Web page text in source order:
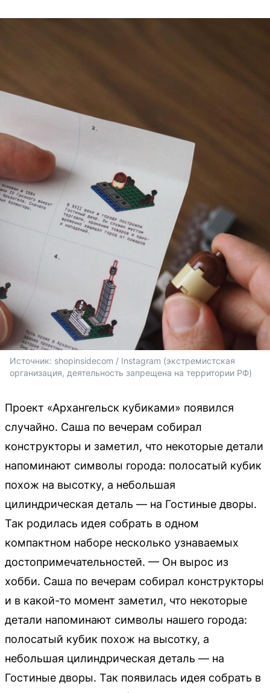
Источник: shopinsidecom / Instagram (экстремистская
организация, деятельность запрещена на территории РФ)
Проект «Архангельск кубиками» появился
случайно. Саша по вечерам собирал
конструкторы и заметил, что некоторые детали
напоминают символы города: полосатый кубик
похож на высотку, а небольшая
цилиндрическая деталь — на Гостиные дворы.
Так родилась идея собрать в одном
компактном наборе несколько узнаваемых
достопримечательностей. — Он вырос из
хобби. Саша по вечерам собирал конструкторы
и в какой-то момент заметил, что некоторые
детали напоминают символы нашего города:
полосатый кубик похож на высотку, а
небольшая цилиндрическая деталь — на
Гостиные дворы. Так появилась идея собрать в